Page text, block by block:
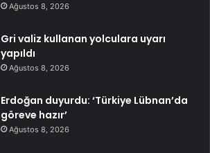
Ağustos 8, 2026
Gri valiz kullanan yolculara uyarı
yapıldı
Ağustos 8, 2026
Erdoğan duyurdu: ‘Türkiye Lübnan’da
göreve hazır’
Ağustos 8, 2026